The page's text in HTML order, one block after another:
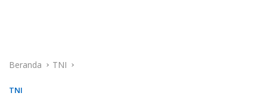
Beranda TNI
TNI